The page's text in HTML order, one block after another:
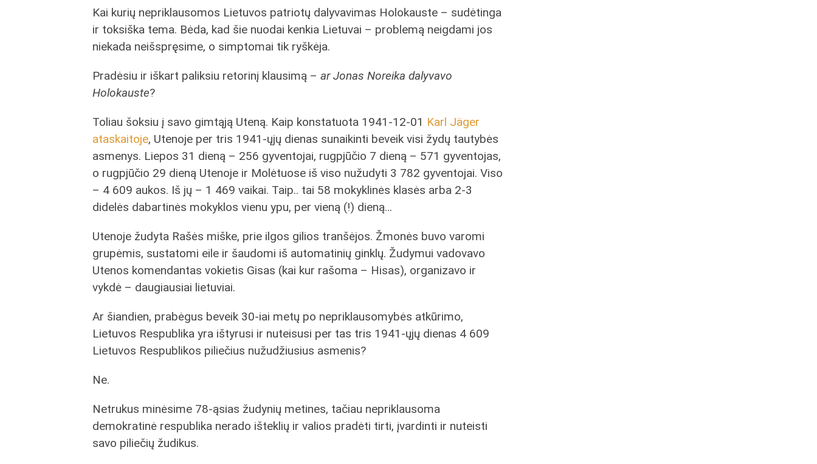
Kai kurių nepriklausomos Lietuvos patriotų dalyvavimas Holokauste – sudėtinga
ir toksiška tema. Bėda, kad šie nuodai kenkia Lietuvai – problemą neigdami jos
niekada neišspręsime, o simptomai tik ryškėja.
Pradėsiu ir iškart paliksiu retorinį klausimą – ar Jonas Noreika dalyvavo
Holokauste?
Toliau šoksiu į savo gimtąją Uteną. Kaip konstatuota 1941-12-01 Karl Jäger
ataskaitoje, Utenoje per tris 1941-ųjų dienas sunaikinti beveik visi žydų tautybės
asmenys. Liepos 31 dieną – 256 gyventojai, rugpjūčio 7 dieną – 571 gyventojas,
o rugpjūčio 29 dieną Utenoje ir Molėtuose iš viso nužudyti 3 782 gyventojai. Viso
– 4 609 aukos. Iš jų – 1 469 vaikai. Taip.. tai 58 mokyklinės klasės arba 2-3
didelės dabartinės mokyklos vienu ypu, per vieną (!) dieną…
Utenoje žudyta Rašės miške, prie ilgos gilios tranšėjos. Žmonės buvo varomi
grupėmis, sustatomi eile ir šaudomi iš automatinių ginklų. Žudymui vadovavo
Utenos komendantas vokietis Gisas (kai kur rašoma – Hisas), organizavo ir
vykdė – daugiausiai lietuviai.
Ar šiandien, prabėgus beveik 30-iai metų po nepriklausomybės atkūrimo,
Lietuvos Respublika yra ištyrusi ir nuteisusi per tas tris 1941-ųjų dienas 4 609
Lietuvos Respublikos piliečius nužudžiusius asmenis?
Ne.
Netrukus minėsime 78-ąsias žudynių metines, tačiau nepriklausoma
demokratinė respublika nerado išteklių ir valios pradėti tirti, įvardinti ir nuteisti
savo piliečių žudikus.